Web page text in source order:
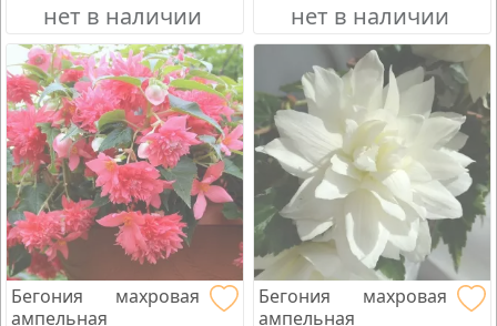
нет в наличии нет в наличии
Бегония махровая
ампельная
Бегония махровая
ампельная